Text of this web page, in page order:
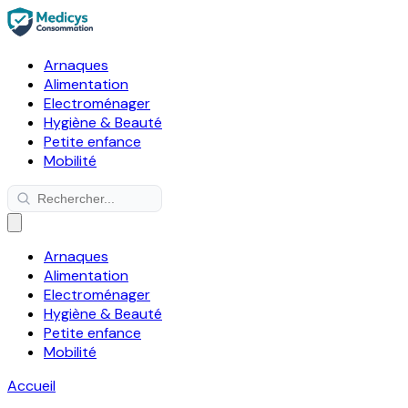
Arnaques
Alimentation
Electroménager
Hygiène & Beauté
Petite enfance
Mobilité
Arnaques
Alimentation
Electroménager
Hygiène & Beauté
Petite enfance
Mobilité
Accueil